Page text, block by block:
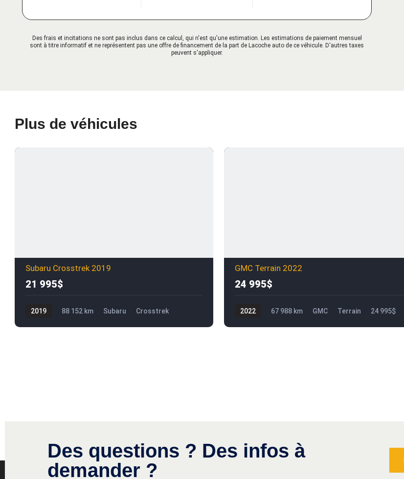
Des frais et incitations ne sont pas inclus dans ce calcul, qui n'est qu'une estimation. Les estimations de paiement mensuel
sont à titre informatif et ne représentent pas une offre de financement de la part de Lacoche auto de ce véhicule. D'autres taxes
peuvent s'appliquer.
Plus de véhicules
Subaru Crosstrek 2019
21 995$
2019 88 152 km Subaru
Crosstrek
GMC Terrain 2022
24 995$
2022 67 988 km GMC Terrain 24 995$
Des questions ? Des infos à
demander ?